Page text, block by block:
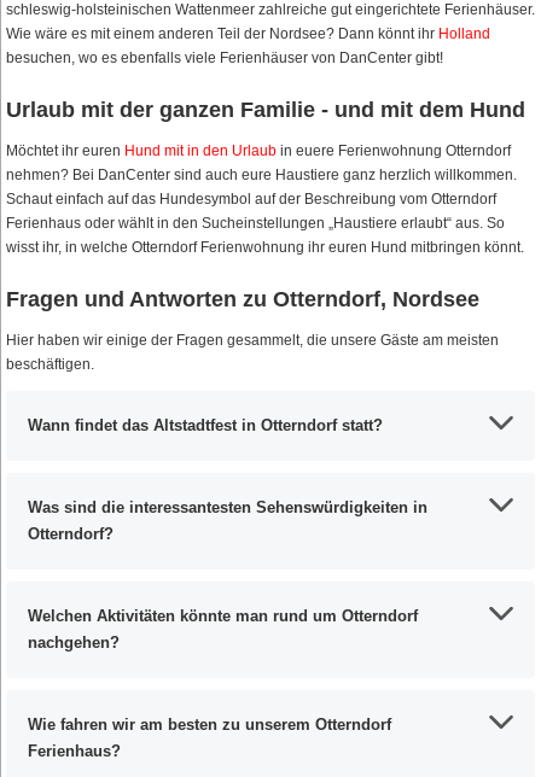
schleswig-holsteinischen Wattenmeer zahlreiche gut eingerichtete Ferienhäuser.
Wie wäre es mit einem anderen Teil der Nordsee? Dann könnt ihr Holland
besuchen, wo es ebenfalls viele Ferienhäuser von DanCenter gibt!
Urlaub mit der ganzen Familie - und mit dem Hund
Möchtet ihr euren Hund mit in den Urlaub in euere Ferienwohnung Otterndorf
nehmen? Bei DanCenter sind auch eure Haustiere ganz herzlich willkommen.
Schaut einfach auf das Hundesymbol auf der Beschreibung vom Otterndorf
Ferienhaus oder wählt in den Sucheinstellungen „Haustiere erlaubt“ aus. So
wisst ihr, in welche Otterndorf Ferienwohnung ihr euren Hund mitbringen könnt.
Fragen und Antworten zu Otterndorf, Nordsee
Hier haben wir einige der Fragen gesammelt, die unsere Gäste am meisten
beschäftigen.
Wann findet das Altstadtfest in Otterndorf statt?
Was sind die interessantesten Sehenswürdigkeiten in
Otterndorf?
Welchen Aktivitäten könnte man rund um Otterndorf
nachgehen?
Wie fahren wir am besten zu unserem Otterndorf
Ferienhaus?